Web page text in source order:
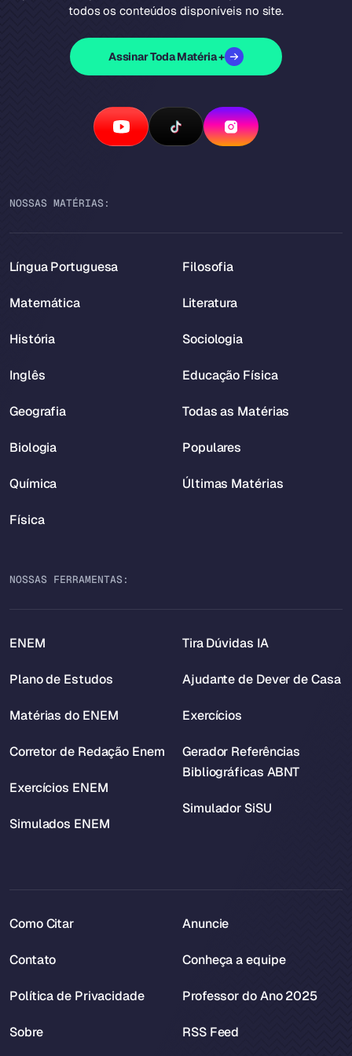
todos os conteúdos disponíveis no site.
Assinar Toda Matéria +
NOSSAS MATÉRIAS:
Língua Portuguesa
Matemática
História
Inglês
Geografia
Biologia
Química
Física
Filosofia
Literatura
Sociologia
Educação Física
Todas as Matérias
Populares
Últimas Matérias
NOSSAS FERRAMENTAS:
ENEM
Plano de Estudos
Matérias do ENEM
Corretor de Redação Enem
Exercícios ENEM
Simulados ENEM
Tira Dúvidas IA
Ajudante de Dever de Casa
Exercícios
Gerador Referências
Bibliográficas ABNT
Simulador SiSU
Como Citar
Contato
Política de Privacidade
Sobre
Anuncie
Conheça a equipe
Professor do Ano 2025
RSS Feed